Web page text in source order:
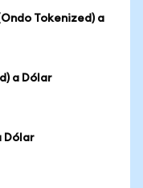
Tokenized) a
a Dólar
Dólar